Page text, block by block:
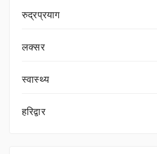
रुद्रप्रयाग
लक्सर
स्वास्थ्य
हरिद्वार